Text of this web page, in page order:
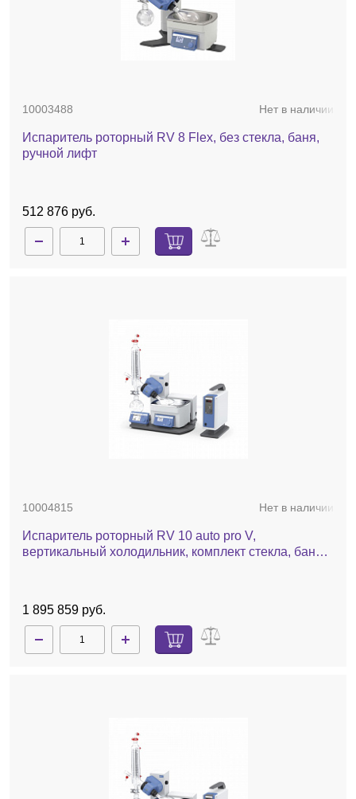
10003488 Нет в наличии
Испаритель роторный RV 8 Flex, без стекла, баня,
ручной лифт
512 876 руб.
10004815 Нет в наличии
Испаритель роторный RV 10 auto pro V,
вертикальный холодильник, комплект стекла, баня,
1 895 859 руб.